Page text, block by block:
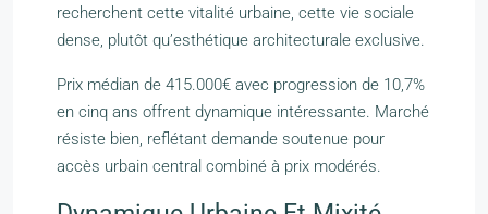
recherchent cette vitalité urbaine, cette vie sociale
dense, plutôt qu’esthétique architecturale exclusive.
Prix médian de 415.000€ avec progression de 10,7%
en cinq ans offrent dynamique intéressante. Marché
résiste bien, reflétant demande soutenue pour
accès urbain central combiné à prix modérés.